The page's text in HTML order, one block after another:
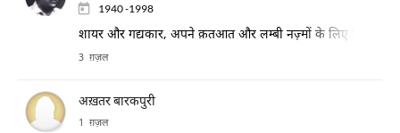
1940 -1998
शायर और गद्यकार, अपने क़तआत और लम्बी नज़्मों के लिए विख्यात
3 ग़ज़ल
अख़तर बारकपुरी
1 ग़ज़ल